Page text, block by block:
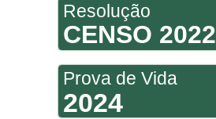
Resolução
CENSO 2022
Prova de Vida
2024